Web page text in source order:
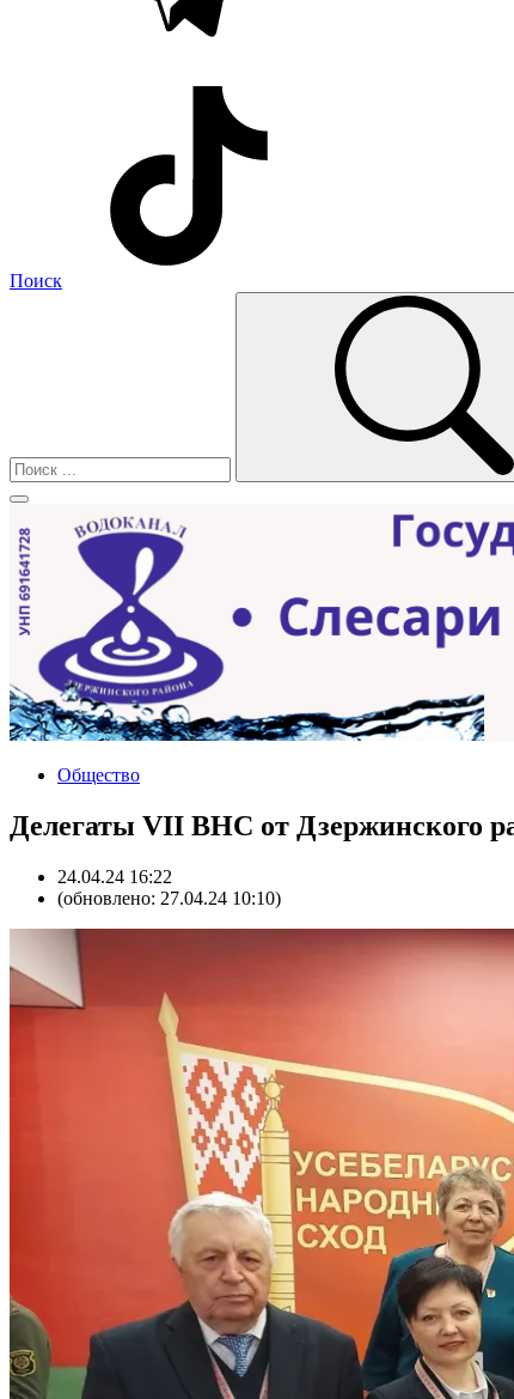
Поиск
Общество
Делегаты VII ВНС от Дзержинского
24.04.24 16:22
(обновлено: 27.04.24 10:10)